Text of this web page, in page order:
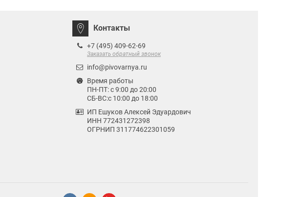
Контакты
+7 (495) 409-62-69
Заказать обратный звонок
info@pivovarnya.ru
Время работы
ПН-ПТ: с 9:00 до 20:00
СБ-ВС:с 10:00 до 18:00
ИП Ешуков Алексей Эдуардович
ИНН 772431272398
ОГРНИП 311774622301059